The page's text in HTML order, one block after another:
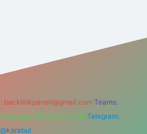
backlinkpaneli@gmail.com Teams:
0262 606 0 726 Telegram:
@karabul